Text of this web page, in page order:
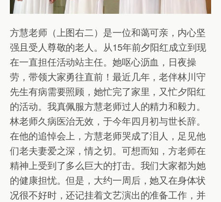
方慧老师（上图右二）是一位和蔼可亲，内心坚
强且受人尊敬的老人。从15年前夕阳红成立到现
在一直担任活动站主任。她呕心沥血，日夜操
劳，带领大家勇往直前！最近几年，老伴林川守
先生有病需要照顾，她忙完了家里，又忙夕阳红
的活动。我真佩服方慧老师过人的精力和毅力。
林老师久病医治无效，于今年四月初与世长辞。
在他的追悼会上，方慧老师哭成了泪人，足见他
们老夫妻爱之深，情之切。可想而知，方老师在
精神上受到了多么巨大的打击。我们大家都为她
的健康担忧。但是，大约一周后，她又在身体状
况很不好时，还记挂着文艺演出的准备工作，并